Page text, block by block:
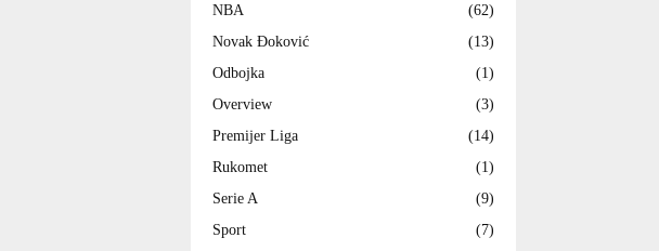
NBA
(62)
Novak Đoković
(13)
Odbojka
(1)
Overview
(3)
Premijer Liga
(14)
Rukomet
(1)
Serie A
(9)
Sport
(7)